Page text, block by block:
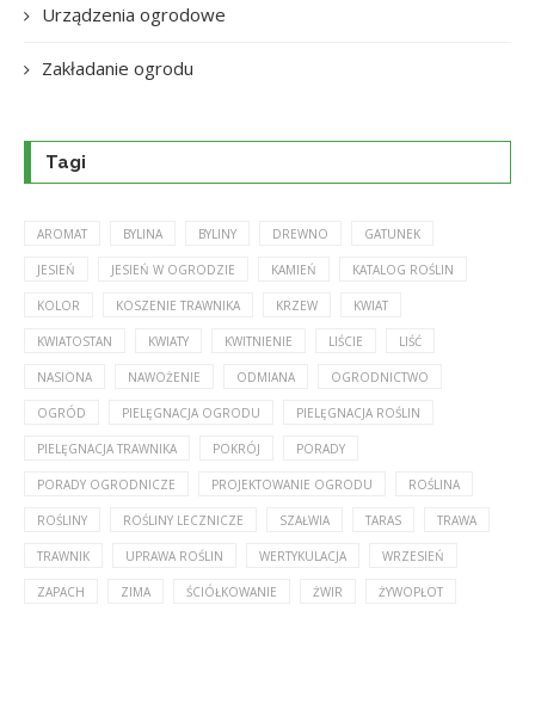
Urządzenia ogrodowe
Zakładanie ogrodu
Tagi
AROMAT BYLINA BYLINY DREWNO GATUNEK
JESIEŃ JESIEŃ W OGRODZIE KAMIEŃ KATALOG ROŚLIN
KOLOR KOSZENIE TRAWNIKA KRZEW KWIAT
KWIATOSTAN KWIATY KWITNIENIE LIŚCIE LIŚĆ
NASIONA NAWOŻENIE ODMIANA OGRODNICTWO
OGRÓD PIELĘGNACJA OGRODU PIELĘGNACJA ROŚLIN
PIELĘGNACJA TRAWNIKA POKRÓJ PORADY
PORADY OGRODNICZE PROJEKTOWANIE OGRODU ROŚLINA
ROŚLINY ROŚLINY LECZNICZE SZAŁWIA TARAS TRAWA
TRAWNIK UPRAWA ROŚLIN WERTYKULACJA WRZESIEŃ
ZAPACH ZIMA ŚCIÓŁKOWANIE ŻWIR ŻYWOPŁOT